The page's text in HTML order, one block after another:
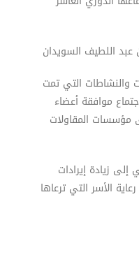
عبد اللطيف السويدان
والنشاطات التي تمت
موافقة أعضاء
المقاولات
زيادة إيرادات
الأسر التي ترعاها